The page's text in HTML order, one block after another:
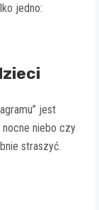
jedno:
jest
niebo czy
straszyć.